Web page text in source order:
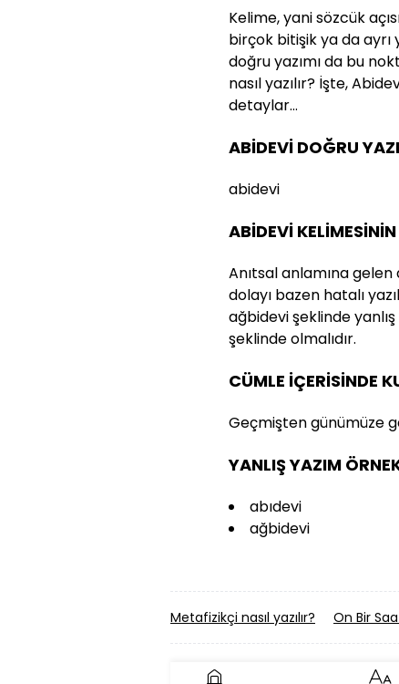
Kelime, yani sözcük
birçok bitişik ya da ayrı
doğru yazımı da bu
nasıl yazılır? İşte,
detaylar…
ABİDEVİ DOĞRU
abidevi
ABİDEVİ
Anıtsal anlamına
dolayı bazen hatalı
ağbidevi şeklinde
şeklinde olmalıdır.
CÜMLE İÇERİSİNDE
Geçmişten günümüze
YANLIŞ YAZIM
abıdevi
ağbidevi
Metafizikçi nasıl yazılır? On Bir